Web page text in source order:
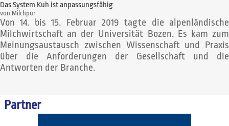
Das System Kuh ist anpassungsfähig
von Milchpur
Von 14. bis 15. Februar 2019 tagte die alpenländische
Milchwirtschaft an der Universität Bozen. Es kam zum
Meinungsaustausch zwischen Wissenschaft und Praxis
über die Anforderungen der Gesellschaft und die
Antworten der Branche.
Partner